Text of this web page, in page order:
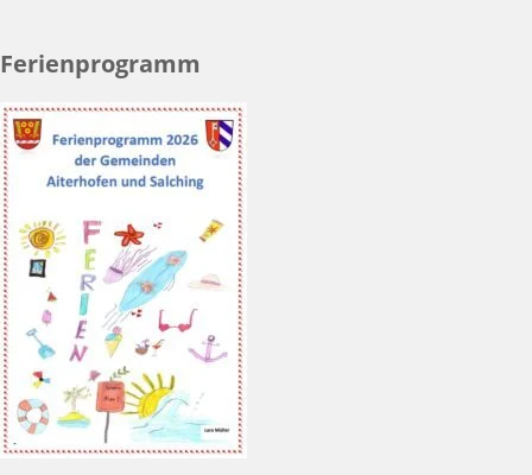
Ferienprogramm